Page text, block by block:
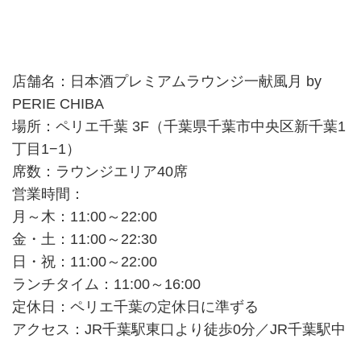
店舗名：日本酒プレミアムラウンジ一献風月 by
PERIE CHIBA
場所：ペリエ千葉 3F（千葉県千葉市中央区新千葉1
丁目1−1）
席数：ラウンジエリア40席
営業時間：
月～木：11:00～22:00
金・土：11:00～22:30
日・祝：11:00～22:00
ランチタイム：11:00～16:00
定休日：ペリエ千葉の定休日に準ずる
アクセス：JR千葉駅東口より徒歩0分／JR千葉駅中